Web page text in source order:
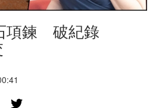
項鍊 破紀錄